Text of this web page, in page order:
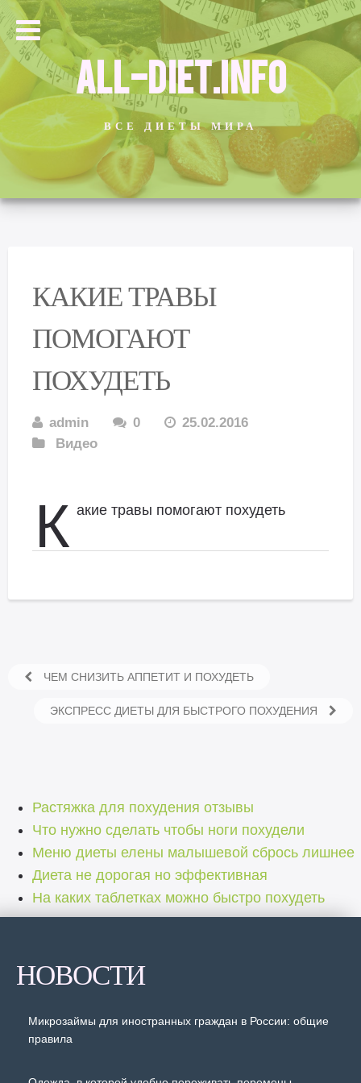
ALL-DIET.INFO
ВСЕ ДИЕТЫ МИРА
КАКИЕ ТРАВЫ
ПОМОГАЮТ
ПОХУДЕТЬ
admin 0
25.02.2016
Видео
К акие травы помогают похудеть
ЧЕМ СНИЗИТЬ АППЕТИТ И ПОХУДЕТЬ
ЭКСПРЕСС ДИЕТЫ ДЛЯ БЫСТРОГО ПОХУДЕНИЯ
Растяжка для похудения отзывы
Что нужно сделать чтобы ноги похудели
Меню диеты елены малышевой сбрось лишнее
Диета не дорогая но эффективная
На каких таблетках можно быстро похудеть
НОВОСТИ
Микрозаймы для иностранных граждан в России: общие
правила